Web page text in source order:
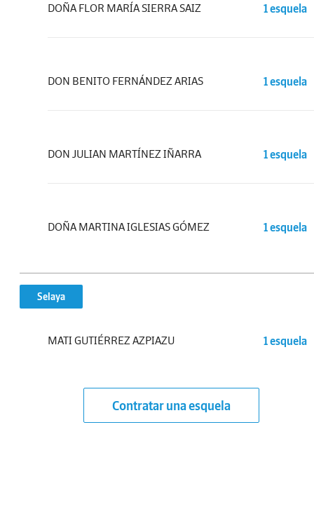
DOÑA FLOR MARÍA SIERRA SAIZ 1 esquela
DON BENITO FERNÁNDEZ ARIAS 1 esquela
DON JULIAN MARTÍNEZ IÑARRA 1 esquela
DOÑA MARTINA IGLESIAS GÓMEZ 1 esquela
Selaya
MATI GUTIÉRREZ AZPIAZU 1 esquela
Contratar una esquela